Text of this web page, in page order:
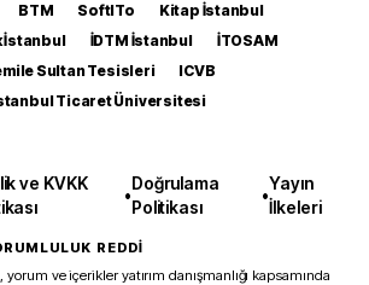
BTM SoftITo
Kitap İstanbul
İstanbul
İDTM İstanbul
İTOSAM
Sultan Tesisleri
ICVB
Ticaret Üniversitesi
ve KVKK
•
Doğrulama
Politikası
•
Yayın
İlkeleri
REDDİ
ve içerikler yatırım danışmanlığı kapsamında